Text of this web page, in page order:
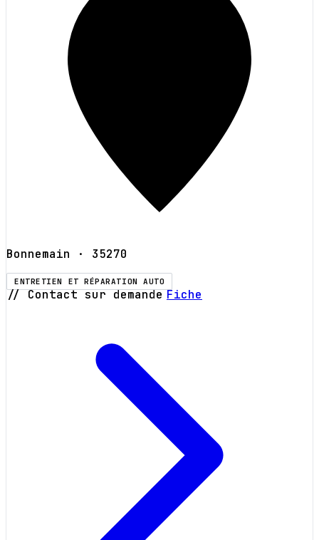
Bonnemain · 35270
ENTRETIEN ET RÉPARATION AUTO
// Contact sur demande Fiche